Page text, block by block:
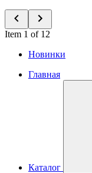
Item 1 of 12
Новинки
Главная
Каталог